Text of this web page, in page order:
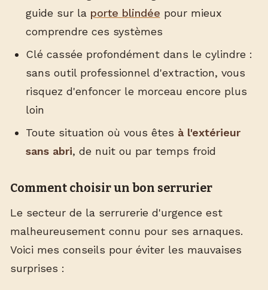
guide sur la porte blindée pour mieux
comprendre ces systèmes
Clé cassée profondément dans le cylindre :
sans outil professionnel d'extraction, vous
risquez d'enfoncer le morceau encore plus
loin
Toute situation où vous êtes à l'extérieur
sans abri, de nuit ou par temps froid
Comment choisir un bon serrurier
Le secteur de la serrurerie d'urgence est
malheureusement connu pour ses arnaques.
Voici mes conseils pour éviter les mauvaises
surprises :